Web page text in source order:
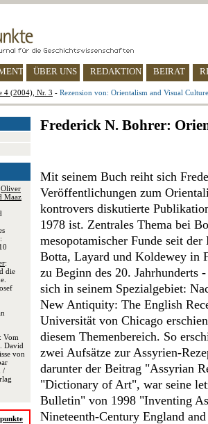
ÜBER UNS REDAKTION BEIRAT
4 (2004), Nr. 3 - Rezension von: Orientalism and Visual Culture
Oliver
Maaz
:
die
: Vom
David
von
/
Frederick N. Bohrer:
Mit seinem Buch reiht sich
Veröffentlichungen zum
kontrovers diskutierte
1978 ist. Zentrales Thema bei
mesopotamischer Funde seit
Botta, Layard und Koldewey in
zu Beginn des 20. Jahrhunderts
sich in seinem Spezialgebiet:
New Antiquity: The English
Universität von Chicago
diesem Themenbereich. So
zwei Aufsätze zur Assyrien-
darunter der Beitrag "Assyrian
"Dictionary of Art", war seine
Bulletin" von 1998 "Inventing
Nineteenth-Century England